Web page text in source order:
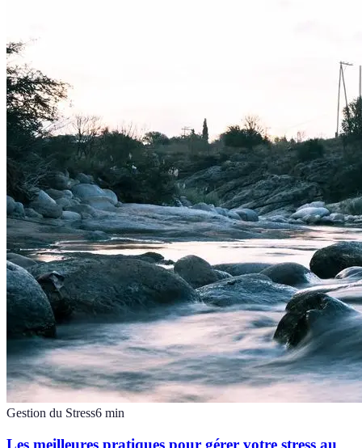
Gestion du Stress6 min
Les meilleures pratiques pour gérer votre stress au